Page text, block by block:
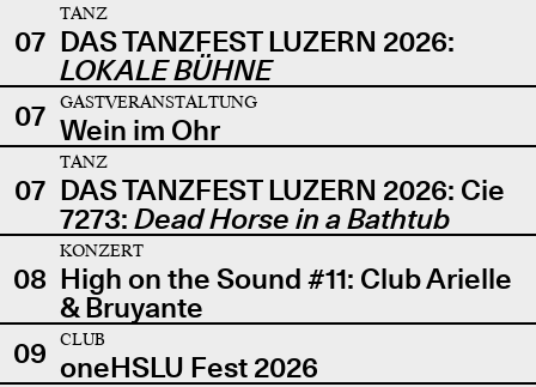
07
TANZ
DAS TANZFEST LUZERN 2026:
LOKALE BÜHNE
07
GASTVERANSTALTUNG
Wein im Ohr
07
TANZ
DAS TANZFEST LUZERN 2026: Cie
7273: Dead Horse in a Bathtub
08
KONZERT
High on the Sound #11: Club Arielle
& Bruyante
09
CLUB
oneHSLU Fest 2026